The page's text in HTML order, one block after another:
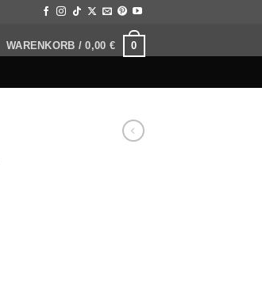
WARENKORB /0,00 € 0